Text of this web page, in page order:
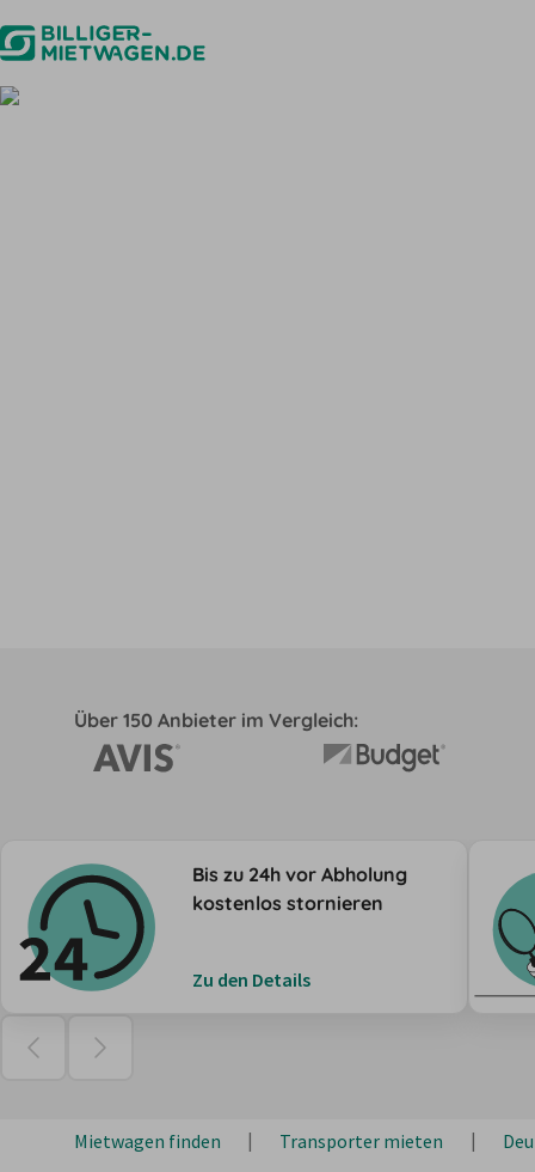
Über 150 Anbieter im Vergleich:
Bis zu 24h vor Abholung
kostenlos stornieren
Zu den Details
Mietwagen finden Transporter mieten